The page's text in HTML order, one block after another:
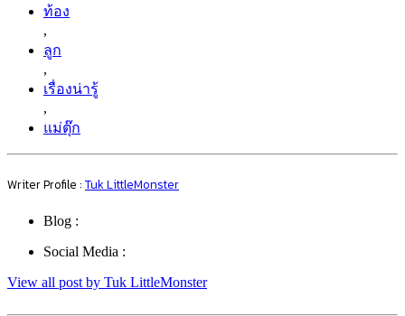
ท้อง
,
ลูก
,
เรื่องน่ารู้
,
แม่ตุ๊ก
Writer Profile : Tuk LittleMonster
Blog :
Social Media :
View all post by Tuk LittleMonster